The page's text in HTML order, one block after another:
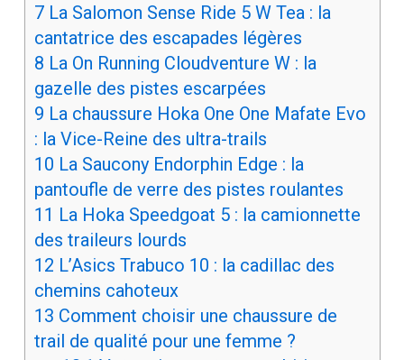
7La Salomon Sense Ride 5 W Tea : la
cantatrice des escapades légères
8 La On Running Cloudventure W : la
gazelle des pistes escarpées
9 La chaussure Hoka One One Mafate Evo
: la Vice-Reine des ultra-trails
10 La Saucony Endorphin Edge : la
pantoufle de verre des pistes roulantes
11 La Hoka Speedgoat 5 : la camionnette
des traileurs lourds
12 L’Asics Trabuco 10 : la cadillac des
chemins cahoteux
13 Comment choisir une chaussure de
trail de qualité pour une femme ?